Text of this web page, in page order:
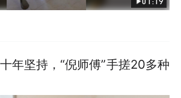
年坚持，“倪师傅”手搓20多种